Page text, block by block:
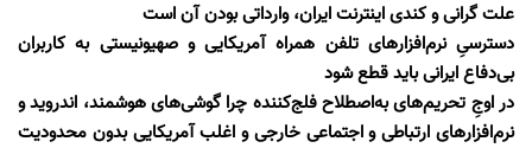
علت گرانی و کندی اینترنت ایران، وارداتی بودن آن است
دسترسیِ نرم‌افزارهای تلفن همراه آمریکایی و صهیونیستی به کاربران
بی‌دفاع ایرانی باید قطع شود
در اوجِ تحریم‌های به‌اصطلاح فلج‌کننده چرا گوشی‌های هوشمند، اندروید و
نرم‌افزارهای ارتباطی و اجتماعی خارجی و اغلب آمریکایی بدون محدودیت